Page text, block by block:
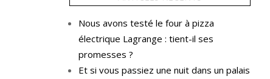
Nous avons testé le four à pizza
électrique Lagrange : tient-il ses
promesses ?
Et si vous passiez une nuit dans un palais